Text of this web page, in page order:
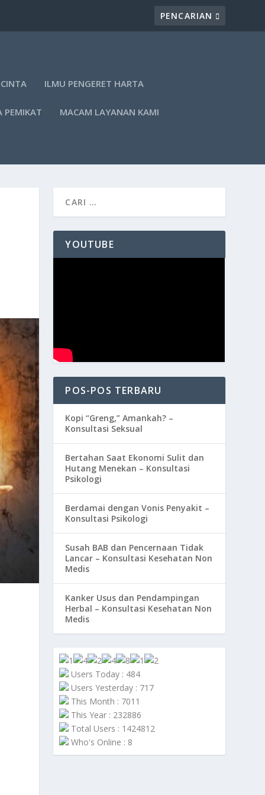
ILMU PENGERET HARTA
PEMIKAT MACAM LAYANAN KAMI
YOUTUBE
POS-POS TERBARU
Kopi “Greng,” Amankah? –
Konsultasi Seksual
Bertahan Saat Ekonomi Sulit dan
Hutang Menekan – Konsultasi
Psikologi
Berdamai dengan Vonis Penyakit –
Konsultasi Psikologi
Susah BAB dan Pencernaan Tidak
Lancar – Konsultasi Kesehatan Non
Medis
Kanker Usus dan Pendampingan
Herbal – Konsultasi Kesehatan Non
Medis
Users Today : 484
Users Yesterday : 717
This Month : 7011
This Year : 232886
Total Users : 1424812
Who's Online : 8